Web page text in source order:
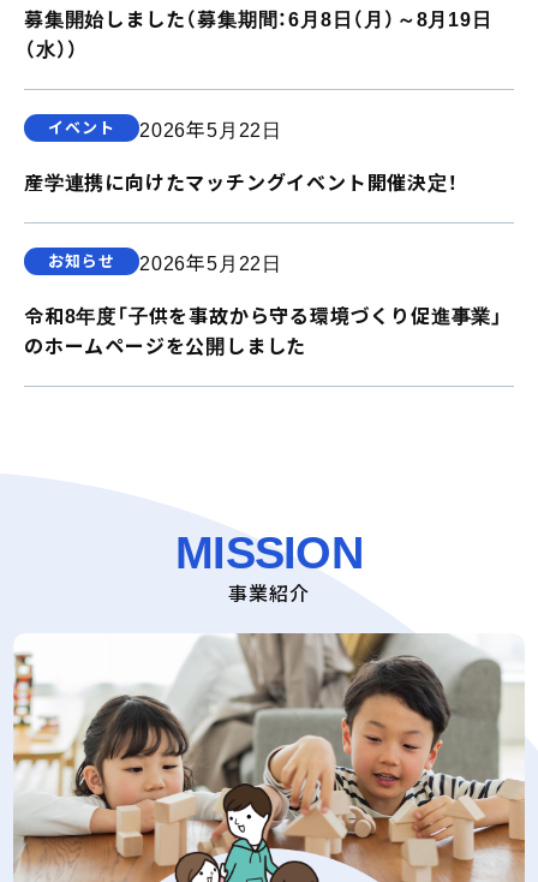
募集開始しました（募集期間：6月8日（月）～8月19日
（水））
イベント 2026年5月22日
産学連携に向けたマッチングイベント開催決定！
お知らせ 2026年5月22日
令和8年度「子供を事故から守る環境づくり促進事業」
のホームページを公開しました
MISSION
事業紹介